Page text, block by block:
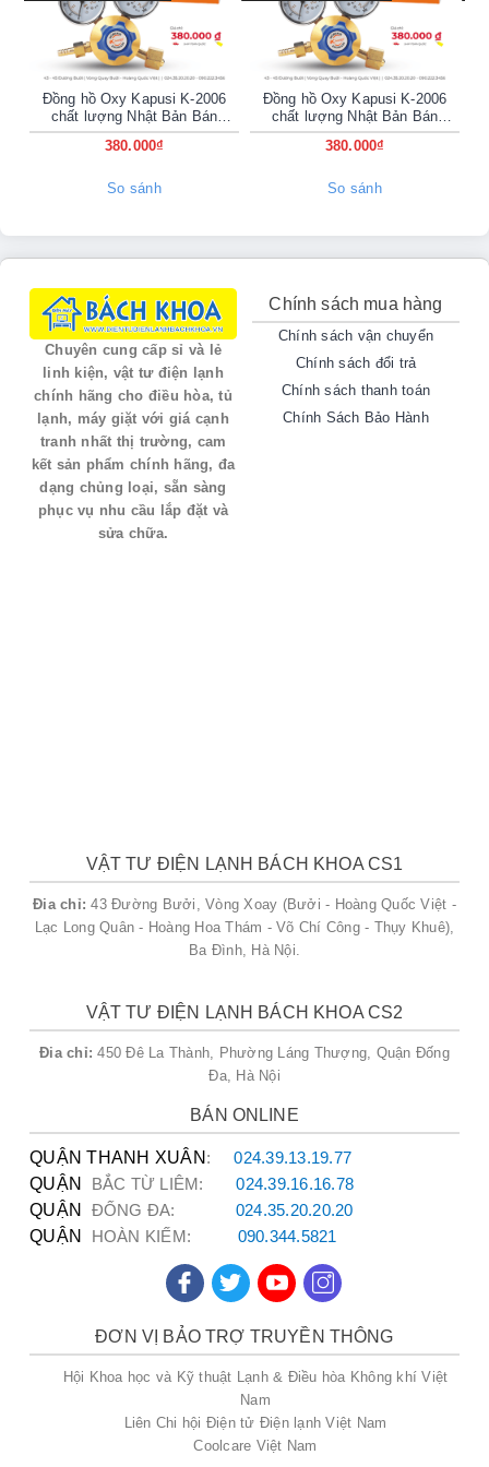
Tại Sao Nên Chọn Dịch Vụ
Của Chúng Tôi?
Khí tinh khiết, chất lượng cao:Bình khí Nito,
Giao hàng nhanh chóng:
Phục vụ tận nơi tại
Đổi bình tiện lợi:
Nhận bình cũ – giao bình mới
nhanh gọn.
Ứng Dụng Của Bình Khí
Nito, Oxi, Argon
Bình Khí Oxi
Khí bảo vệ trong hàn TIG, MIG tạo môi trường
Sử dụng trong sản xuất bóng đèn, kính và
ngành công nghiệp đặc thù.
Khu Vực Phục Vụ
Dịch vụ giao và đổi bình khí phục vụ tận nơi tại
và các khu vực lân cận.
Đánh Giá Khách Hàng
Anh Minh – Đường Láng:"Bình khí giao
nhanh, nhân viên thân thiện, chất lượng đảm
Chị Lan – Láng Hạ:"Dịch vụ đổi bình chuyên
nghiệp, giá tốt, sẽ tiếp tục ủng hộ lâu dài."
Anh Tuấn – Đường Láng:"Giao hàng đúng
Đồng hồ Oxy Kapusi K-2006
chất lượng Nhật Bản Bán
Online Tại KĐT Đại Kim -
0902223456
380.000₫
So sánh
Đồng hồ Oxy Kapusi K-2006
chất lượng Nhật Bản Bán
Online Tại KĐT Linh Đàm -
0902223456
380.000₫
So sánh
Chuyên cung cấp sỉ và lẻ
linh kiện, vật tư điện lạnh
chính hãng cho điều hòa, tủ
lạnh, máy giặt với giá cạnh
tranh nhất thị trường, cam
kết sản phẩm chính hãng, đa
dạng chủng loại, sẵn sàng
phục vụ nhu cầu lắp đặt và
sửa chữa.
Chính sách mua hàng
Chính sách vận chuyển
Chính sách đổi trả
Chính sách thanh toán
Chính Sách Bảo Hành
VẬT TƯ ĐIỆN LẠNH BÁCH KHOA CS1
Đia chỉ: 43 Đường Bưởi, Vòng Xoay (Bưởi - Hoàng Quốc Việt -
Lạc Long Quân - Hoàng Hoa Thám - Võ Chí Công - Thụy Khuê),
Ba Đình, Hà Nội.
VẬT TƯ ĐIỆN LẠNH BÁCH KHOA CS2
Đia chỉ: 450 Đê La Thành, Phường Láng Thượng, Quận Đống
Đa, Hà Nội
BÁN ONLINE
QUẬN THANH XUÂN :024.39.13.19.77
QUẬN BẮC TỪ LIÊM:024.39.16.16.78
QUẬN ĐỐNG ĐA: 024.35.20.20.20
QUẬN HOÀN KIẾM: 090.344.5821
ĐƠN VỊ BẢO TRỢ TRUYỀN THÔNG
Hội Khoa học và Kỹ thuật Lạnh & Điều hòa Không khí Việt
Nam
Liên Chi hội Điện tử Điện lạnh Việt Nam
Coolcare Việt Nam